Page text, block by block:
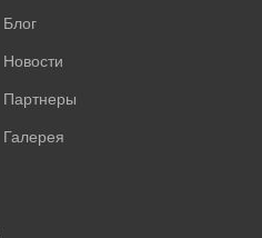
Блог
Новости
Партнеры
Галерея